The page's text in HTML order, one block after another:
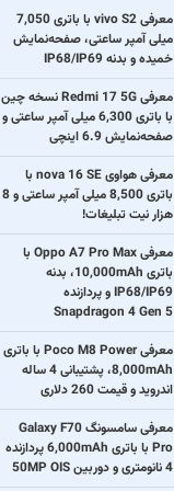
معرفی vivo S2 با باتری 7,050
میلی آمپر ساعتی، صفحه‌نمایش
خمیده و بدنه IP68/IP69
معرفی Redmi 17 5G نسخه چین
با باتری 6,300 میلی آمپر ساعتی و
صفحه‌نمایش 6.9 اینچی
معرفی هواوی nova 16 SE با
باتری 8,500 میلی آمپر ساعتی و 8
هزار نیت تبلیغات!
معرفی Oppo A7 Pro Max با
باتری 10,000mAh، بدنه
IP68/IP69 و پردازنده
Snapdragon 4 Gen 5
معرفی Poco M8 Power با باتری
8,000mAh، پشتیبانی 4 ساله
اندروید و قیمت 260 دلاری
معرفی سامسونگ Galaxy F70
Pro با باتری 6,000mAh پردازنده
4 نانومتری و دوربین 50MP OIS